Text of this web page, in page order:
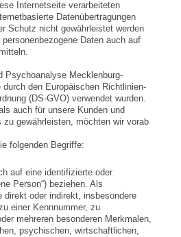
Internetseite verarbeiteten
Datenübertragungen
Schutz nicht gewährleistet werden
Daten auch auf
Psychoanalyse Mecklenburg-
den Europäischen Richtlinien-
(DS-GVO) verwendet wurden.
auch für unsere Kunden und
gewährleisten, möchten wir vorab
folgenden Begriffe:
auf eine identifizierte oder
Person“) beziehen. Als
direkt oder indirekt, insbesondere
einer Kennnummer, zu
mehreren besonderen Merkmalen,
psychischen, wirtschaftlichen,